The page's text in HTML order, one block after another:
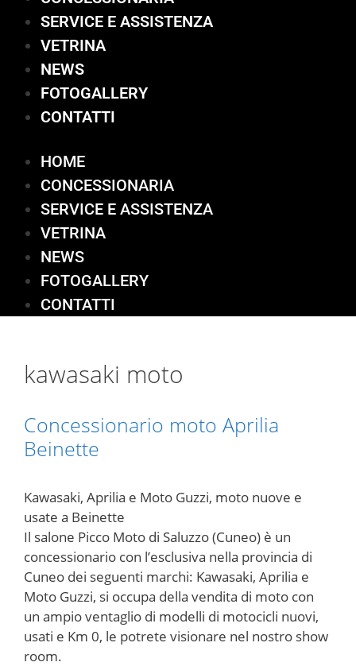
SERVICE E ASSISTENZA
VETRINA
NEWS
FOTOGALLERY
CONTATTI
HOME
CONCESSIONARIA
SERVICE E ASSISTENZA
VETRINA
NEWS
FOTOGALLERY
CONTATTI
kawasaki moto
Concessionario moto Aprilia
Beinette
Kawasaki, Aprilia e Moto Guzzi, moto nuove e
usate a Beinette
Il salone Picco Moto di Saluzzo (Cuneo) è un
concessionario con l’esclusiva nella provincia di
Cuneo dei seguenti marchi: Kawasaki, Aprilia e
Moto Guzzi, si occupa della vendita di moto con
un ampio ventaglio di modelli di motocicli nuovi,
usati e Km 0, le potrete visionare nel nostro show
room.